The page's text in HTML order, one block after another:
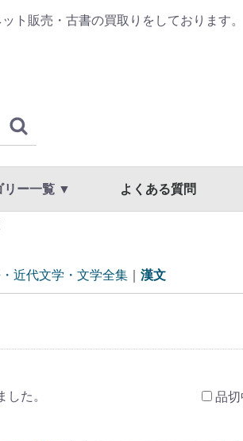
ト販売・古書の買取りをしております。
リー一覧 ▼
世絵
・心理学
史・西洋史
具
・東洋医学
術書
・セル画
よくある質問
近代文学・文学全集 漢文
た。 品